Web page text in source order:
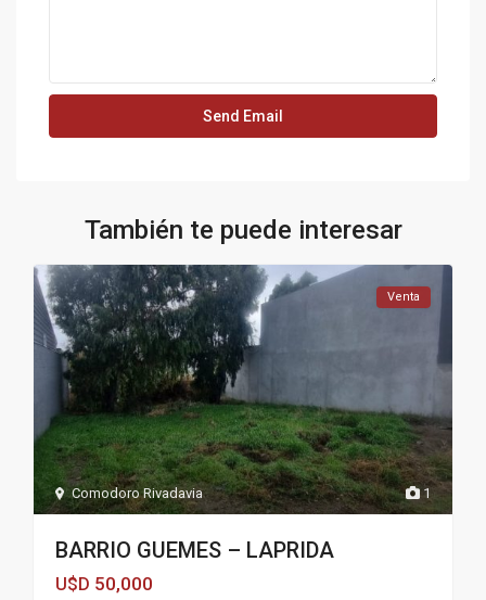
También te puede interesar
1
Comodoro Rivadavia
Venta
BARRIO GUEMES – LAPRIDA
U$D 50,000